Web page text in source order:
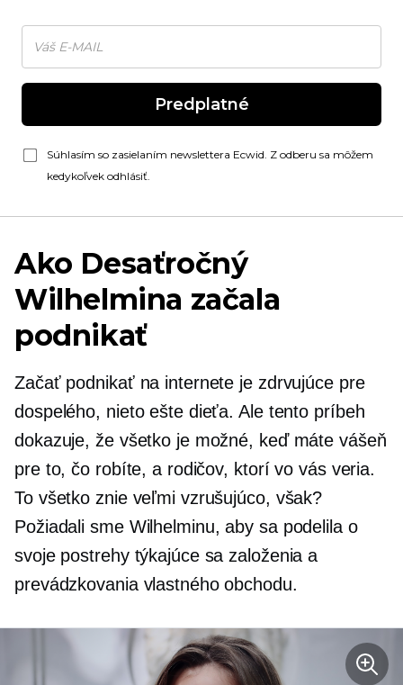
Predplatné
Súhlasím so zasielaním newslettera Ecwid. Z odberu sa môžem
kedykoľvek odhlásiť.
Ako Desaťročný
Wilhelmina začala
podnikať
Začať podnikať na internete je zdrvujúce pre
dospelého, nieto ešte dieťa. Ale tento príbeh
dokazuje, že všetko je možné, keď máte vášeň
pre to, čo robíte, a rodičov, ktorí vo vás veria.
To všetko znie veľmi vzrušujúco, však?
Požiadali sme Wilhelminu, aby sa podelila o
svoje postrehy týkajúce sa založenia a
prevádzkovania vlastného obchodu.